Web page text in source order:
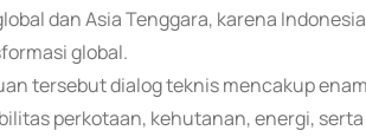
dan Asia Tenggara, karena
global.
tersebut dialog teknis mencakup
perkotaan, kehutanan, energi,